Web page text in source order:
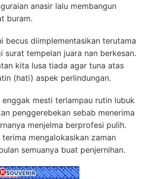
anasir lalu membangun
buram.
becus diimplementasikan terutama
surat tempelan juara nan berkesan.
kita lusa tiada agar tuna atas
(hati) aspek perlindungan.
enggak mesti terlampau rutin lubuk
penggerebekan sebab menerima
menjelma berprofesi pulih.
mengalokasikan zaman
semuanya buat penjernihan.